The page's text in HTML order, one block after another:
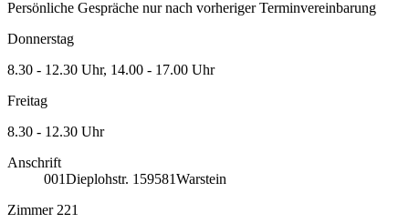
Persönliche Gespräche nur nach vorheriger Terminvereinbarung
Donnerstag
8.30 - 12.30 Uhr, 14.00 - 17.00 Uhr
Freitag
8.30 - 12.30 Uhr
Anschrift
001Dieplohstr. 1 59581Warstein
Zimmer 221